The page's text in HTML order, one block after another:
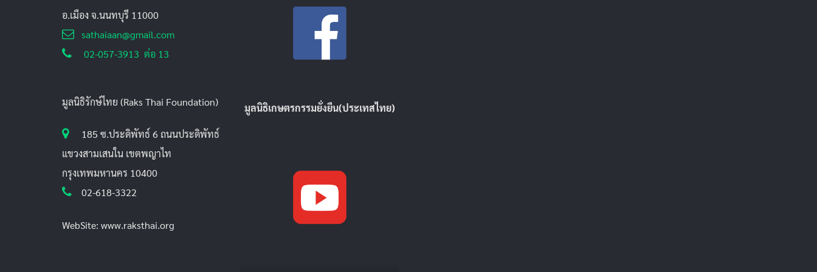
อ.เมือง จ.นนทบุรี 11000
sathaiaan@gmail.com
02-057-3913 ต่อ 13
มูลนิธิรักษ์ไทย (Raks Thai Foundation)
185 ซ.ประดิพัทธ์ 6 ถนนประดิพัทธ์
แขวงสามเสนใน เขตพญาไท
กรุงเทพมหานคร 10400
02-618-3322
WebSite: www.raksthai.org
มูลนิธิเกษตรกรรมยั่งยืน(ประเทสไทย)